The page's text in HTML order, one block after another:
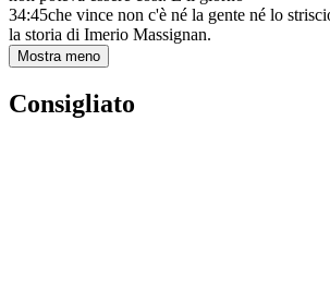
34:45che vince non c'è né la gente né lo
la storia di Imerio Massignan.
Mostra meno
Consigliato